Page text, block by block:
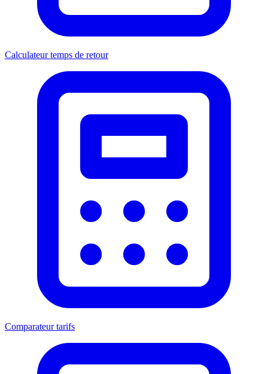
Calculateur temps de retour
Comparateur tarifs